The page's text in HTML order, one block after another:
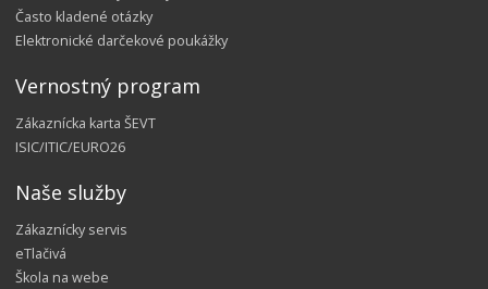
Často kladené otázky
Elektronické darčekové poukážky
Vernostný program
Zákaznícka karta ŠEVT
ISIC/ITIC/EURO26
Naše služby
Zákaznícky servis
eTlačivá
Škola na webe